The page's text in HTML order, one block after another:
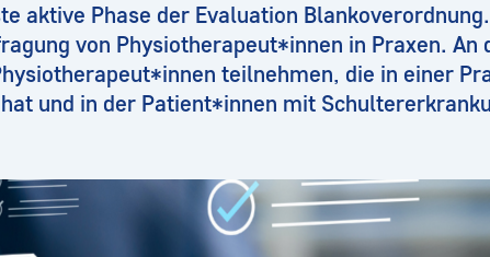
aktive Phase der Evaluation
von Physiotherapeut*innen in Praxen. An
teilnehmen, die in einer
und in der Patient*innen mit